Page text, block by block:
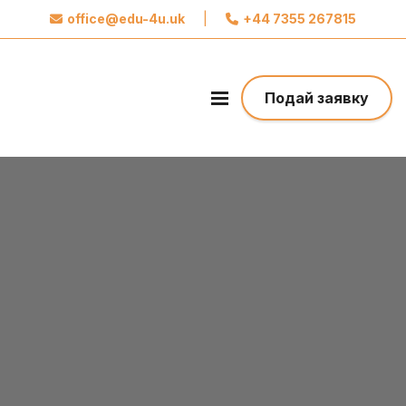
x
Ми обіцяємо не розсилати вам спам.
Поділіться своєю контактною інформацією,
щоб ми могли зв’язатися з вами щодо вашої
office@edu-4u.uk +44 7355 267815
Подай заявку